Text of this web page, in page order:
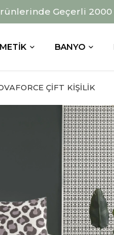
Geçerli 2000
BANYO
ÇİFT KİŞİLİK